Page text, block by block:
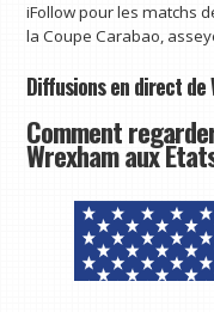
iFollow pour les matchs
la Coupe Carabao,
Diffusions en direct de
Comment
Wrexham aux